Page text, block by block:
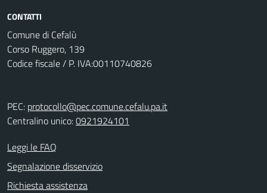
CONTATTI
Comune di Cefalù
Corso Ruggero, 139
Codice fiscale / P. IVA:00110740826
PEC: protocollo@pec.comune.cefalu.pa.it
Centralino unico:0921924101
Leggi le FAQ
Segnalazione disservizio
Richiesta assistenza